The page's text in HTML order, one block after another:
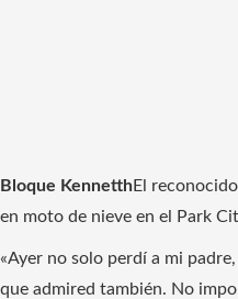
Bloque KennetthEl
en moto de nieve en el Park
«Ayer no solo perdí a mi
que admired también. No